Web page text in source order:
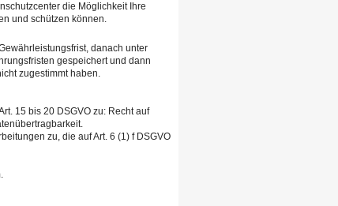
die Möglichkeit Ihre
und schützen können.
danach unter
gespeichert und dann
zugestimmt haben.
15 bis 20 DSGVO zu: Recht auf
zu, die auf Art. 6 (1) f DSGVO